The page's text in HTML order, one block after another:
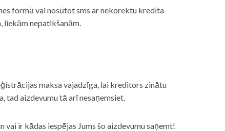
formā vai nosūtot sms ar nekorektu kredīta
liekām nepatikšanām.
maksa vajadzīga, lai kreditors zinātu
tad aizdevumu tā arī nesaņemsiet.
vai ir kādas iespējas Jums šo aizdevumu saņemt!